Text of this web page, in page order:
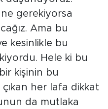
gerekiyorsa
Ama bu
kesinlikle bu
Hele ki bu
kişinin bu
her lafa dikkat
da mutlaka